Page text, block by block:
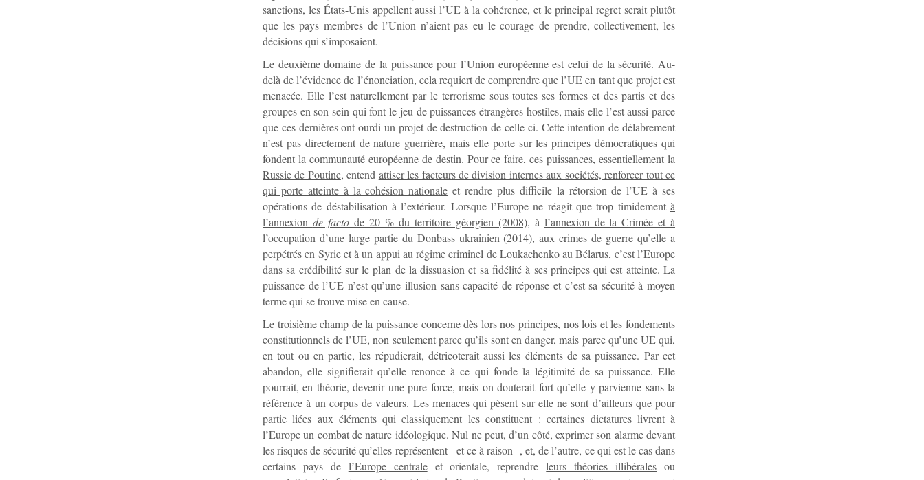
sanctions, les États-Unis appellent aussi l’UE à la cohérence, et le principal regret serait plutôt
que les pays membres de l’Union n’aient pas eu le courage de prendre, collectivement, les
décisions qui s’imposaient.
Le deuxième domaine de la puissance pour l’Union européenne est celui de la sécurité. Au-
delà de l’évidence de l’énonciation, cela requiert de comprendre que l’UE en tant que projet est
menacée. Elle l’est naturellement par le terrorisme sous toutes ses formes et des partis et des
groupes en son sein qui font le jeu de puissances étrangères hostiles, mais elle l’est aussi parce
que ces dernières ont ourdi un projet de destruction de celle-ci. Cette intention de délabrement
n’est pas directement de nature guerrière, mais elle porte sur les principes démocratiques qui
fondent la communauté européenne de destin. Pour ce faire, ces puissances, essentiellement la
Russie de Poutine, entend attiser les facteurs de division internes aux sociétés, renforcer tout ce
qui porte atteinte à la cohésion nationale et rendre plus difficile la rétorsion de l’UE à ses
opérations de déstabilisation à l’extérieur. Lorsque l’Europe ne réagit que trop timidement à
l’annexion de factode 20 % du territoire géorgien (2008), à l’annexion de la Crimée et à
l’occupation d’une large partie du Donbass ukrainien (2014), aux crimes de guerre qu’elle a
perpétrés en Syrie et à un appui au régime criminel deLoukachenko au Bélarus, c’est l’Europe
dans sa crédibilité sur le plan de la dissuasion et sa fidélité à ses principes qui est atteinte. La
puissance de l’UE n’est qu’une illusion sans capacité de réponse et c’est sa sécurité à moyen
terme qui se trouve mise en cause.
Le troisième champ de la puissance concerne dès lors nos principes, nos lois et les fondements
constitutionnels de l’UE, non seulement parce qu’ils sont en danger, mais parce qu’une UE qui,
en tout ou en partie, les répudierait, détricoterait aussi les éléments de sa puissance. Par cet
abandon, elle signifierait qu’elle renonce à ce qui fonde la légitimité de sa puissance. Elle
pourrait, en théorie, devenir une pure force, mais on douterait fort qu’elle y parvienne sans la
référence à un corpus de valeurs. Les menaces qui pèsent sur elle ne sont d’ailleurs que pour
partie liées aux éléments qui classiquement les constituent : certaines dictatures livrent à
l’Europe un combat de nature idéologique. Nul ne peut, d’un côté, exprimer son alarme devant
les risques de sécurité qu’elles représentent - et ce à raison -, et, de l’autre, ce qui est le cas dans
certains pays de l’Europe centraleet orientale, reprendreleurs théories illibérales ou